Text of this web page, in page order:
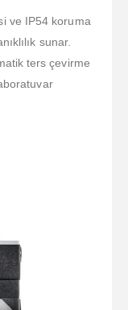
ve IP54 koruma
sunar.
ters çevirme